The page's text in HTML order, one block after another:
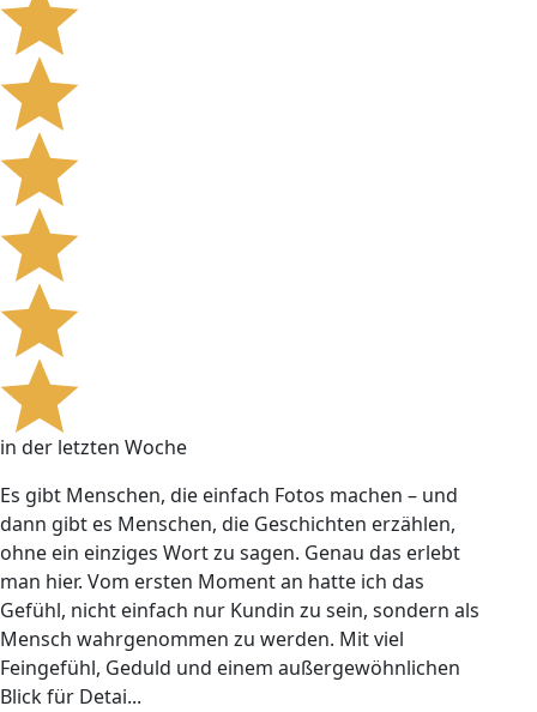
in der letzten Woche
Es gibt Menschen, die einfach Fotos machen – und
dann gibt es Menschen, die Geschichten erzählen,
ohne ein einziges Wort zu sagen. Genau das erlebt
man hier. Vom ersten Moment an hatte ich das
Gefühl, nicht einfach nur Kundin zu sein, sondern als
Mensch wahrgenommen zu werden. Mit viel
Feingefühl, Geduld und einem außergewöhnlichen
Blick für Detai...